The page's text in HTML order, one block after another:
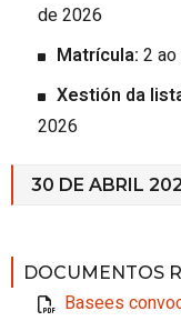
de 2026
Matrícula: 2
Xestión da
2026
30 DE ABRIL
DOCUMENTOS
Basees